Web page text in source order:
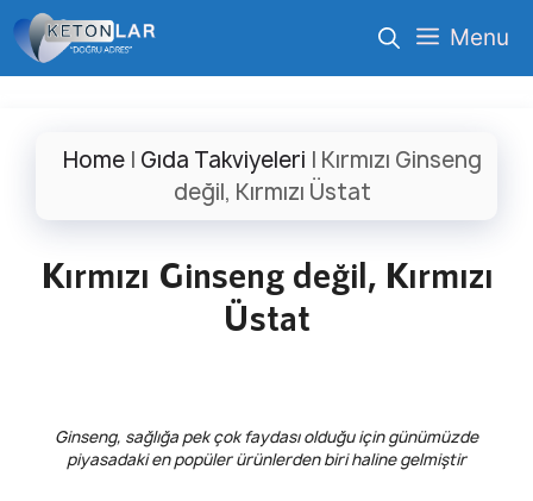
İçeriğe
atla
Menu
Home | Gıda Takviyeleri | Kırmızı Ginseng
değil, Kırmızı Üstat
Kırmızı Ginseng değil, Kırmızı
Üstat
Ginseng, sağlığa pek çok faydası olduğu için günümüzde
piyasadaki en popüler ürünlerden biri haline gelmiştir